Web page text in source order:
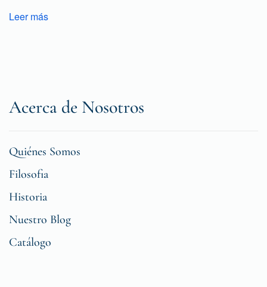
Leer más
Acerca de Nosotros
Quiénes Somos
Filosofia
Historia
Nuestro Blog
Catálogo